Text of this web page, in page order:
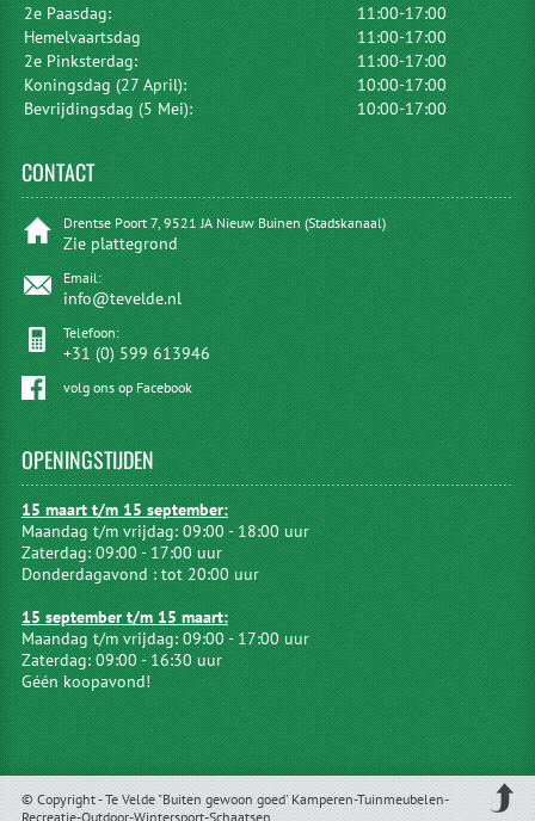
2e Paasdag:
11:00-17:00
Hemelvaartsdag
11:00-17:00
2e Pinksterdag:
11:00-17:00
Koningsdag (27 April):
10:00-17:00
Bevrijdingsdag (5 Mei):
10:00-17:00
CONTACT
Drentse Poort 7, 9521 JA Nieuw Buinen (Stadskanaal)
Zie plattegrond
Email:
info@tevelde.nl
Telefoon:
+31 (0) 599 613946
volg ons op Facebook
OPENINGSTIJDEN
15 maart t/m 15 september:
Maandag t/m vrijdag: 09:00 - 18:00 uur
Zaterdag: 09:00 - 17:00 uur
Donderdagavond : tot 20:00 uur
15 september t/m 15 maart:
Maandag t/m vrijdag: 09:00 - 17:00 uur
Zaterdag: 09:00 - 16:30 uur
Géén koopavond!
© Copyright - Te Velde "Buiten gewoon goed' Kamperen-Tuinmeubelen-
Recreatie-Outdoor-Wintersport-Schaatsen